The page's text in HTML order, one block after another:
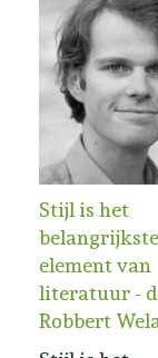
Stijl is het
belangrijkste
element van
literatuur -
Robbert